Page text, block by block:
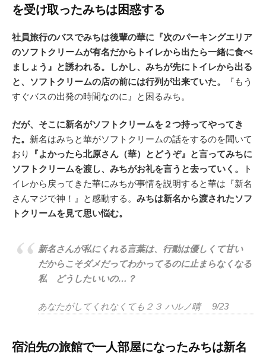
を受け取ったみちは困惑する
社員旅行のバスでみちは後輩の華に『次のパーキングエリア
のソフトクリームが有名だからトイレから出たら一緒に食べ
ましょう』と誘われる。しかし、みちが先にトイレから出る
と、ソフトクリームの店の前には行列が出来ていた。
『もう
すぐバスの出発の時間なのに』と困るみち。
だが、そこに新名がソフトクリームを２つ持ってやってき
た。 新名はみちと華がソフトクリームの話をするのを聞いて
おり
『よかったら北原さん（華）とどうぞ』と言ってみちに
ソフトクリームを渡し、みちがお礼を言うと去っていく。
ト
イレから戻ってきた華にみちが事情を説明すると華は『新名
さんマジで神！』と感動する。 みちは新名から渡されたソフ
トクリームを見て思い悩む。
新名さんが私にくれる言葉は、行動は優しくて甘い
だからこそダメだってわかってるのに止まらなくなる
私 どうしたいいの…？
あなたがしてくれなくても２３ ハルノ晴 9/23
宿泊先の旅館で一人部屋になったみちは新名